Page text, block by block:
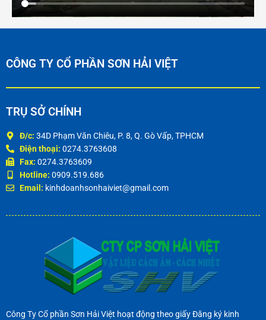
CÔNG TY CỔ PHẦN SƠN HẢI VIỆT
TRỤ SỞ CHÍNH
Đ/c: 34D Phạm Văn Chiêu, P. 8, Q. Gò Vấp, TPHCM
Điện thoại: 0274.3763608
Fax: 0274.3763609
Hotline: 0909.519.686
Email: kinhdoanhsonhaiviet@gmail.com
Công Ty Cổ phần Sơn Hải Việt hoạt động theo giấy Đăng ký kinh